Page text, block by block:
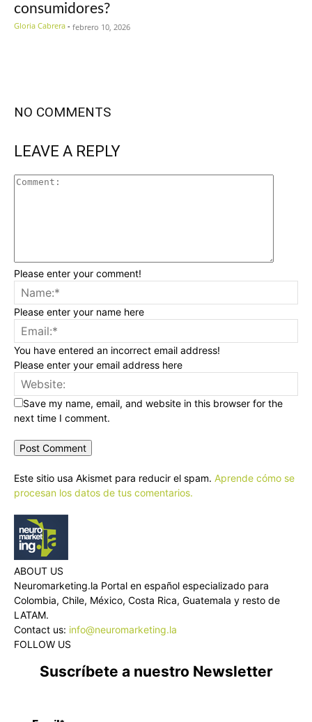
consumidores?
Gloria Cabrera - febrero 10, 2026
NO COMMENTS
LEAVE A REPLY
Please enter your comment!
Please enter your name here
You have entered an incorrect email address!
Please enter your email address here
Save my name, email, and website in this browser for the
next time I comment.
Este sitio usa Akismet para reducir el spam. Aprende cómo se
procesan los datos de tus comentarios.
ABOUT US
Neuromarketing.la Portal en español especializado para
Colombia, Chile, México, Costa Rica, Guatemala y resto de
LATAM.
Contact us: info@neuromarketing.la
FOLLOW US
Suscríbete a nuestro Newsletter